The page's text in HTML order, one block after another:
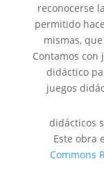
reconocerse
permitido
mismas,
Contamos con
didáctico
juegos
didácticos
Este obra
Commons